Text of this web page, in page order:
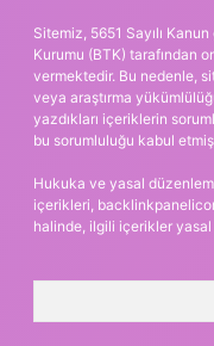
Sitemiz, 5651 Sayılı
Kurumu (BTK) tarafından
vermektedir. Bu nedenle,
veya araştırma
yazdıkları içeriklerin
bu sorumluluğu kabul etmiş
Hukuka ve yasal
içerikleri,
halinde, ilgili içerikler yasal